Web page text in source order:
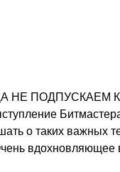
НЕ ПОДПУСКАЕМ
о таких важных
вдохновляющее